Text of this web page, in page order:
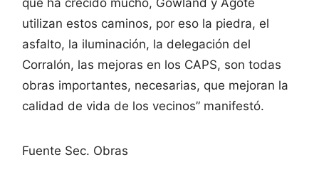
utilizan estos caminos, por eso la piedra, el
asfalto, la iluminación, la delegación del
Corralón, las mejoras en los CAPS, son todas
obras importantes, necesarias, que mejoran la
calidad de vida de los vecinos” manifestó.
Fuente Sec. Obras